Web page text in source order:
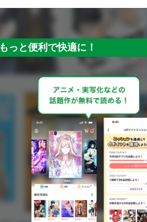
っと便利で快適に！